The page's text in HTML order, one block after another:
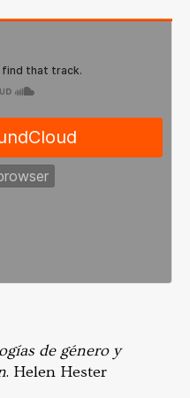
de género y
. Helen Hester